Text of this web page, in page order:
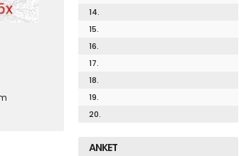
14.
15.
16.
17.
18.
19.
20.
ANKET